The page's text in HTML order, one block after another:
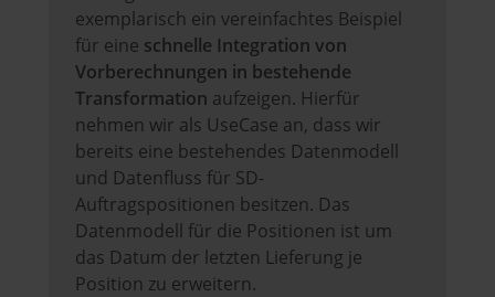
exemplarisch ein vereinfachtes Beispiel
für eine schnelle Integration von
Vorberechnungen in bestehende
Transformation aufzeigen. Hierfür
nehmen wir als UseCase an, dass wir
bereits eine bestehendes Datenmodell
und Datenfluss für SD-
Auftragspositionen besitzen. Das
Datenmodell für die Positionen ist um
das Datum der letzten Lieferung je
Position zu erweitern.